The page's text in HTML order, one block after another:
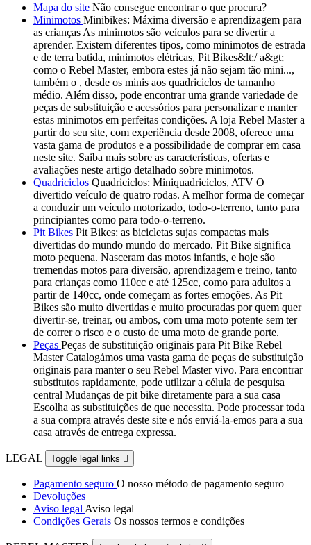
Mapa do site Não consegue encontrar o que procura?
Minimotos Minibikes: Máxima diversão e aprendizagem para
as crianças As minimotos são veículos para se divertir a
aprender. Existem diferentes tipos, como minimotos de estrada
e de terra batida, minimotos elétricas, Pit Bikes&lt;/ a&gt;
como o Rebel Master, embora estes já não sejam tão mini...,
também o , desde os minis aos quadriciclos de tamanho
médio. Além disso, pode encontrar uma grande variedade de
peças de substituição e acessórios para personalizar e manter
estas minimotos em perfeitas condições. A loja Rebel Master a
partir do seu site, com experiência desde 2008, oferece uma
vasta gama de produtos e a possibilidade de comprar em casa
neste site. Saiba mais sobre as características, ofertas e
avaliações neste artigo detalhado sobre minimotos.
Quadriciclos Quadriciclos: Miniquadriciclos, ATV O
divertido veículo de quatro rodas. A melhor forma de começar
a conduzir um veículo motorizado, todo-o-terreno, tanto para
principiantes como para todo-o-terreno.
Pit Bikes Pit Bikes: as bicicletas sujas compactas mais
divertidas do mundo mundo do mercado. Pit Bike significa
moto pequena. Nasceram das motos infantis, e hoje são
tremendas motos para diversão, aprendizagem e treino, tanto
para crianças como 110cc e até 125cc, como para adultos a
partir de 140cc, onde começam as fortes emoções. As Pit
Bikes são muito divertidas e muito procuradas por quem quer
divertir-se, treinar, ou ambos, com uma moto potente sem ter
de correr o risco e o custo de uma moto de grande porte.
Peças Peças de substituição originais para Pit Bike Rebel
Master Catalogámos uma vasta gama de peças de substituição
originais para manter o seu Rebel Master vivo. Para encontrar
substitutos rapidamente, pode utilizar a célula de pesquisa
central Mudanças de pit bike diretamente para a sua casa
Escolha as substituições de que necessita. Pode processar toda
a sua compra através deste site e nós enviá-la-emos para a sua
casa através de entrega expressa.
LEGAL Toggle legal links 
Pagamento seguro O nosso método de pagamento seguro
Devoluções
Aviso legal Aviso legal
Condições Gerais Os nossos termos e condições